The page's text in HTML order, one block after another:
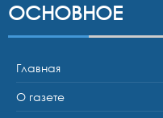
ОСНОВНОЕ
Главная
О газете